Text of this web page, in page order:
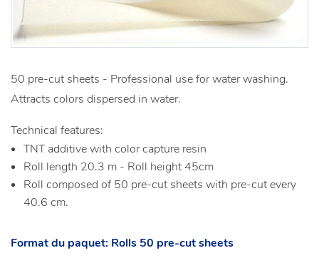
50 pre-cut sheets - Professional use for water washing.
Attracts colors dispersed in water.
Technical features:
TNT additive with color capture resin
Roll length 20.3 m - Roll height 45cm
Roll composed of 50 pre-cut sheets with pre-cut every
40.6 cm.
Format du paquet: Rolls 50 pre-cut sheets